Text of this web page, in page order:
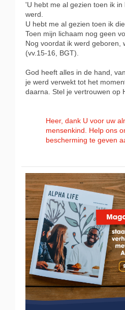
'U hebt me al gezien toen ik
werd.
U hebt me al gezien toen ik
Toen mijn lichaam nog geen
Nog voordat ik werd geboren,
(vv.15-16, BGT).
God heeft alles in de hand,
je werd verwekt tot het
daarna. Stel je vertrouwen op
Heer, dank U voor uw
mensenkind. Help ons
bescherming te geven